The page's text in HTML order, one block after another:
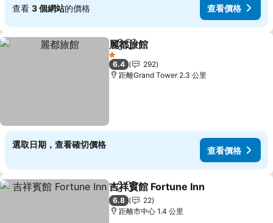
查看 3 個網站的價格 查看價格
分享 放到收藏夾
麗都旅館
1 星級
6.4
292
距離Grand Tower 2.3 公里
選取日期，查看確切價格
查看價格
分享 放到收藏夾
吉祥賓館 Fortune Inn
6.8
22
距離市中心 1.4 公里